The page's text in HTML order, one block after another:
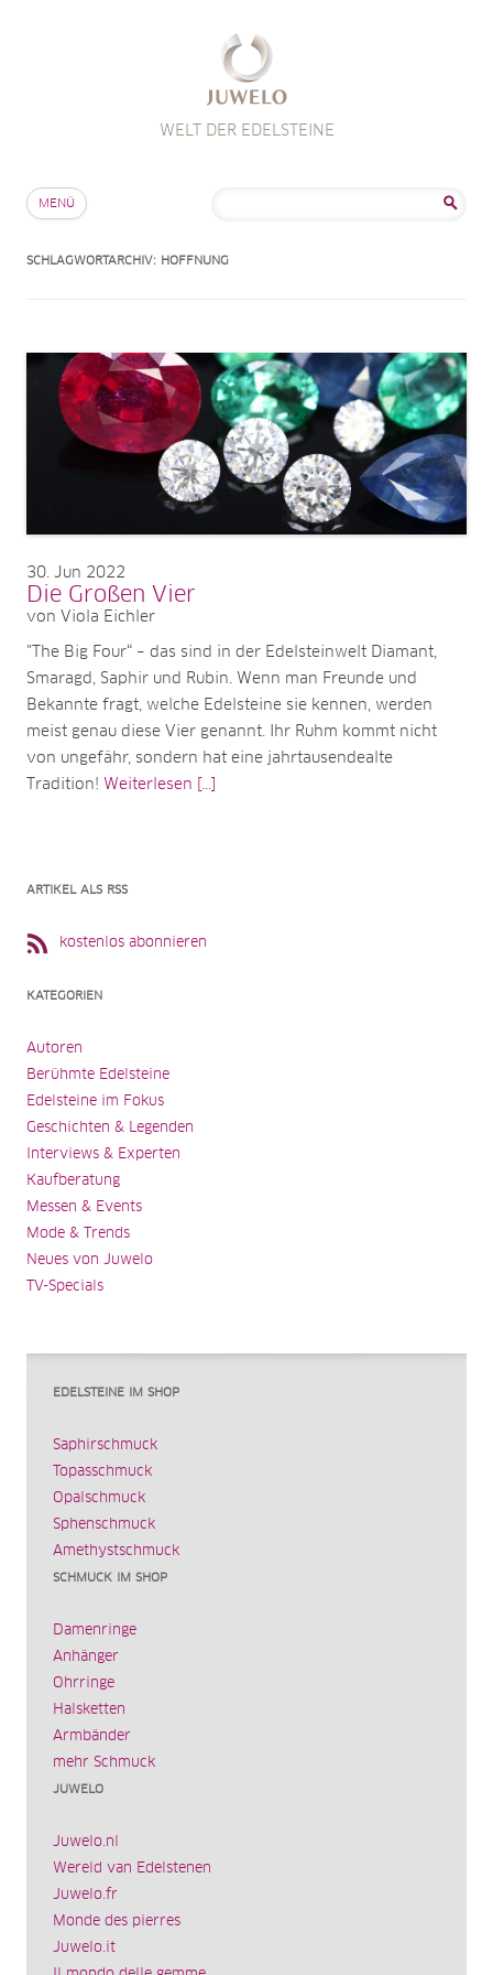
WELT DER EDELSTEINE
MENÜ
SCHLAGWORTARCHIV: HOFFNUNG
30 Jun 2022
Die Großen Vier
von Viola Eichler
"The Big Four“ – das sind in der Edelsteinwelt Diamant,
Smaragd, Saphir und Rubin. Wenn man Freunde und
Bekannte fragt, welche Edelsteine sie kennen, werden
meist genau diese Vier genannt. Ihr Ruhm kommt nicht
von ungefähr, sondern hat eine jahrtausendealte
Tradition! Weiterlesen [...]
ARTIKEL ALS RSS
kostenlos abonnieren
KATEGORIEN
Autoren
Berühmte Edelsteine
Edelsteine im Fokus
Geschichten & Legenden
Interviews & Experten
Kaufberatung
Messen & Events
Mode & Trends
Neues von Juwelo
TV-Specials
EDELSTEINE IM SHOP
Saphirschmuck
Topasschmuck
Opalschmuck
Sphenschmuck
Amethystschmuck
SCHMUCK IM SHOP
Damenringe
Anhänger
Ohrringe
Halsketten
Armbänder
mehr Schmuck
JUWELO
Juwelo.nl
Wereld van Edelstenen
Juwelo.fr
Monde des pierres
Juwelo.it